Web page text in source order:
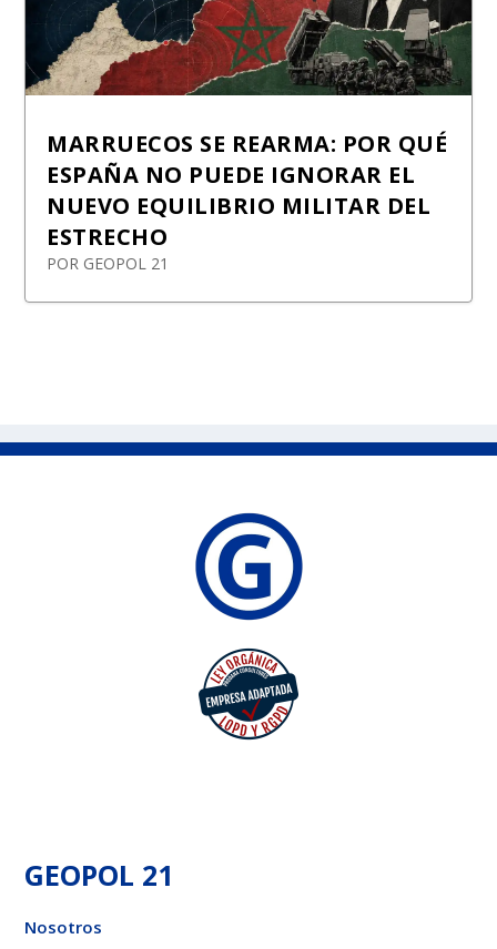
MARRUECOS SE REARMA: POR QUÉ
ESPAÑA NO PUEDE IGNORAR EL
NUEVO EQUILIBRIO MILITAR DEL
ESTRECHO
POR GEOPOL 21
GEOPOL 21
Nosotros